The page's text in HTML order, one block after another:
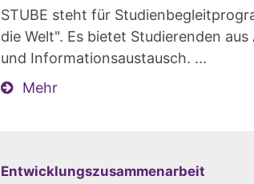
STUBE steht für
die Welt". Es bietet Studierenden
und Informationsaustausch. ...
Mehr
Entwicklungszusammenarbeit